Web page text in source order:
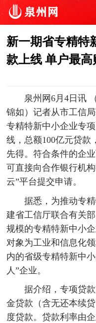
新一期省专精特
款上线 单户最高
泉州网6月4日讯
锦如）记者从市工信
专精特新中小企业专
线，总额100亿元贷款
先得。符合条件的企
可直接向合作银行机
云”平台提交申请。
据悉，为推动专
建省工信厅联合有关
规模的专精特新中小
对象为工业和信息化
内的省级专精特新中
人”企业。
据介绍，专项贷
金贷款（含无还本续
度贷款。贷款利率由